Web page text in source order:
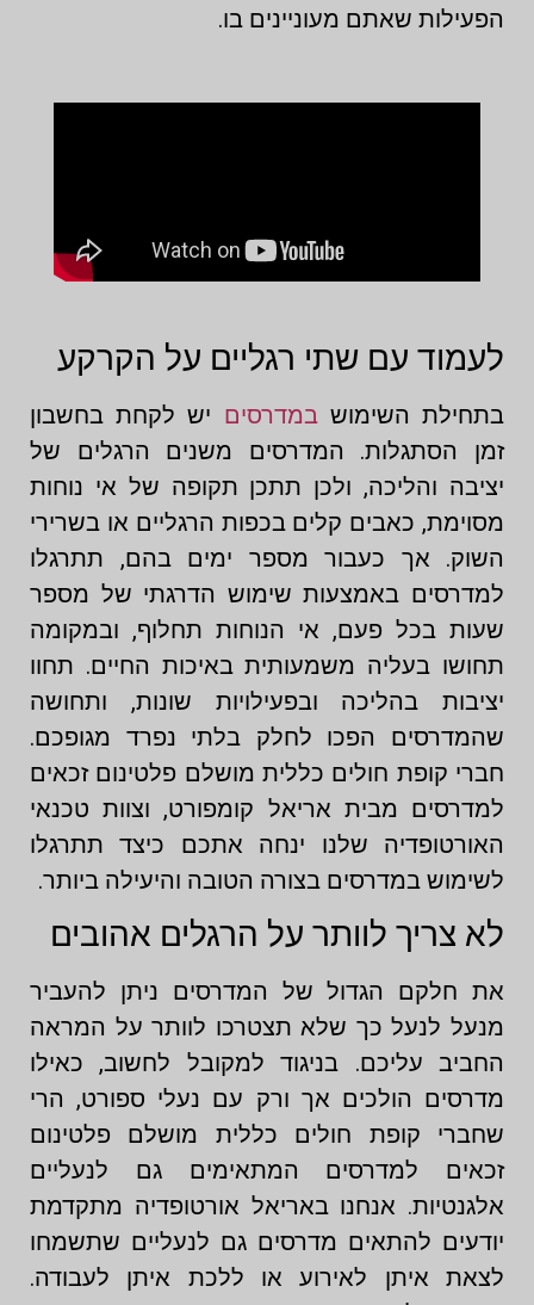
הפעילות שאתם מעוניינים בו.
לעמוד עם שתי רגליים על הקרקע
בתחילת השימושבמדרסים יש לקחת בחשבון
זמן הסתגלות. המדרסים משנים הרגלים של
יציבה והליכה, ולכן תתכן תקופה של אי נוחות
מסוימת, כאבים קלים בכפות הרגליים או בשרירי
השוק. אך כעבור מספר ימים בהם, תתרגלו
למדרסים באמצעות שימוש הדרגתי של מספר
שעות בכל פעם, אי הנוחות תחלוף, ובמקומה
תחושו בעליה משמעותית באיכות החיים. תחוו
יציבות בהליכה ובפעילויות שונות, ותחושה
שהמדרסים הפכו לחלק בלתי נפרד מגופכם.
חברי קופת חולים כללית מושלם פלטינום זכאים
למדרסים מבית אריאל קומפורט, וצוות טכנאי
האורטופדיה שלנו ינחה אתכם כיצד תתרגלו
לשימוש במדרסים בצורה הטובה והיעילה ביותר.
לא צריך לוותר על הרגלים אהובים
את חלקם הגדול של המדרסים ניתן להעביר
מנעל לנעל כך שלא תצטרכו לוותר על המראה
החביב עליכם. בניגוד למקובל לחשוב, כאילו
מדרסים הולכים אך ורק עם נעלי ספורט, הרי
שחברי קופת חולים כללית מושלם פלטינום
זכאים למדרסים המתאימים גם לנעליים
אלגנטיות. אנחנו באריאל אורטופדיה מתקדמת
יודעים להתאים מדרסים גם לנעליים שתשמחו
לצאת איתן לאירוע או ללכת איתן לעבודה.